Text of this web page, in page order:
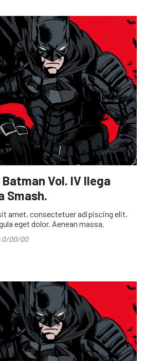
Vol. IV llega
Smash.
amet, consectetuer adipiscing elit.
eget dolor. Aenean massa.
0/00/00